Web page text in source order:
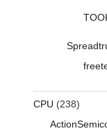
CPU (238)